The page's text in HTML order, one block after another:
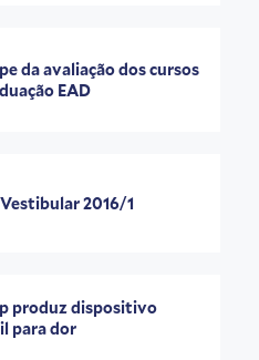
da avaliação dos cursos
EAD
2016/1
produz dispositivo
para dor